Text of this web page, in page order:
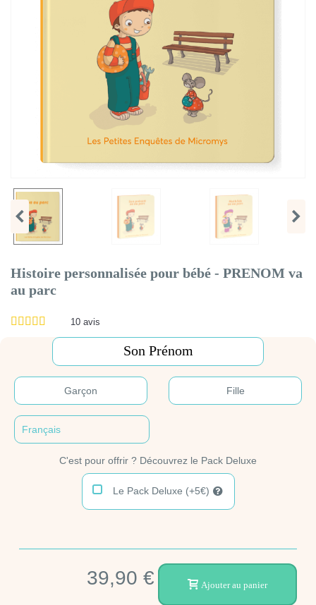
Histoire personnalisée pour bébé - PRENOM va
au parc
10 avis
Garçon Fille
C'est pour offrir ? Découvrez le Pack Deluxe
Le Pack Deluxe (+5€)
39,90 € Ajouter au panier